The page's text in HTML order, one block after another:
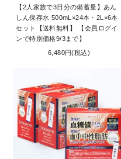
【2人家族で3日分の備蓄量】あん
しん保存水 500mL×24本・2L×6本
セット【送料無料】 【会員ログイ
ンで特別価格9/3まで】
6,480円(税込)